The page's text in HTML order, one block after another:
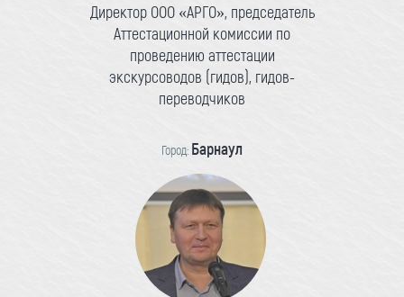
Директор ООО «АРГО», председатель
Аттестационной комиссии по
проведению аттестации
экскурсоводов (гидов), гидов-
переводчиков
Город: Барнаул